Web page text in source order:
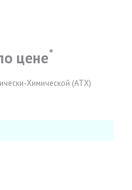
цене*
Химической (АТХ)